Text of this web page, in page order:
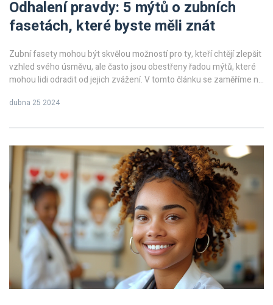
Odhalení pravdy: 5 mýtů o zubních
fasetách, které byste měli znát
Zubní fasety mohou být skvělou možností pro ty, kteří chtějí zlepšit
vzhled svého úsměvu, ale často jsou obestřeny řadou mýtů, které
mohou lidi odradit od jejich zvážení. V tomto článku se zaměříme na
rozhodnutí. Prozkoumáme, jak fasety opravdu fungují, diskutujeme
dubna 25 2024